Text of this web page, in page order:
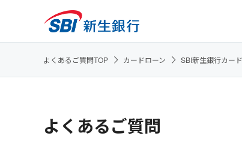
よくあるご質問TOP カードローン SBI新生銀行カー
よくあるご質問